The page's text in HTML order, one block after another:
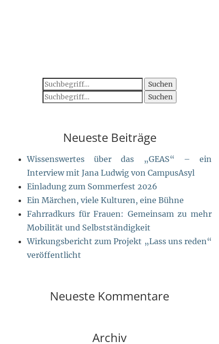
Suchen
Suchen
Neueste Beiträge
Wissenswertes über das „GEAS“ – ein
Interview mit Jana Ludwig von CampusAsyl
Einladung zum Sommerfest 2026
Ein Märchen, viele Kulturen, eine Bühne
Fahrradkurs für Frauen: Gemeinsam zu mehr
Mobilität und Selbstständigkeit
Wirkungsbericht zum Projekt „Lass uns reden“
veröffentlicht
Neueste Kommentare
Archiv